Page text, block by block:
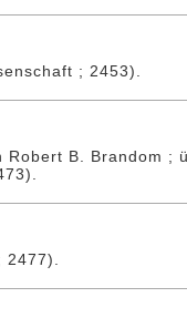
; 2453).
B. Brandom ;